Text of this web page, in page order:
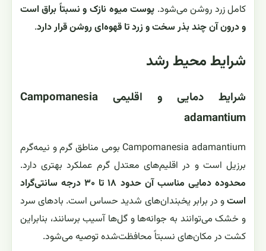
کامل زرد روشن می‌شود. پوست میوه نازک و نسبتاً براق است
و درون آن چند بذر سخت و زرد تا قهوه‌ای روشن قرار دارد.
شرایط محیط رشد
شرایط دمایی و اقلیمی Campomanesia
adamantium
Campomanesia adamantium بومی مناطق گرم و نیمه‌گرم
برزیل است و در اقلیم‌های معتدل گرم عملکرد بهتری دارد.
محدوده دمایی مناسب آن حدود ۱۸ تا ۳۰ درجه سانتی‌گراد
استو در برابر یخبندان‌های شدید حساس است. بادهای سرد
و خشک می‌توانند به جوانه‌ها و گل‌ها آسیب برسانند، بنابراین
کشت در مکان‌های نسبتاً محافظت‌شده توصیه می‌شود.